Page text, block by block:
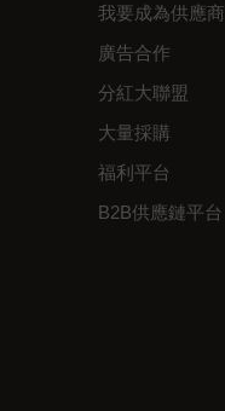
我要成為供應商
廣告合作
分紅大聯盟
大量採購
福利平台
B2B供應鏈平台